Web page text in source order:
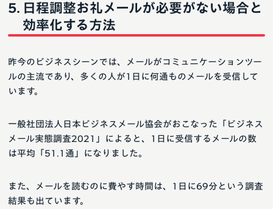
日程調整お礼メールが必要がない場合と
効率化する方法
昨今のビジネスシーンでは、メールがコミュニケーションツー
ルの主流であり、多くの人が1日に何通ものメールを受信して
います。
一般社団法人日本ビジネスメール協会がおこなった「ビジネス
メール実態調査2021」によると、1日に受信するメールの数
は平均「51.1通」になりました。
また、メールを読むのに費やす時間は、1日に69分という調査
結果も出ています。